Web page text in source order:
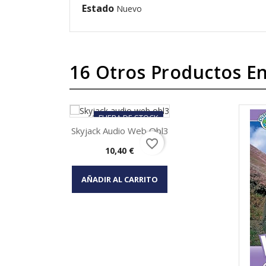
Estado Nuevo
16 Otros Productos
FUERA DE STOCK
Vista rápida
Skyjack Audio Web Obl3
Precio
10,40 €
AÑADIR AL CARRITO
favorite_border